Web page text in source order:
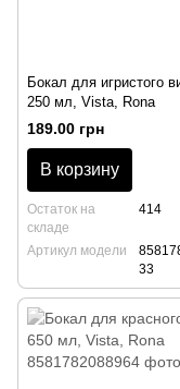
Бокал для игристого
250 мл, Vista, Rona
189.00 грн
В корзину
Остаток на
складе
414
Артикул модели
33